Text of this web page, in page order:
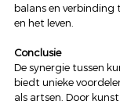
balans en verbinding
en het leven.
Conclusie
De synergie tussen
biedt unieke
als artsen. Door